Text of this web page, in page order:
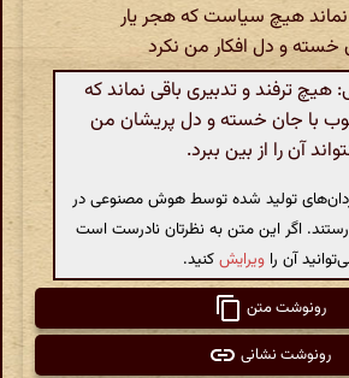
هیچ سیاست که هجر یار
خسته و دل افکار من نکرد
ترفند و تدبیری باقی نماند که
با جان خسته و دل پریشان من
آن را از بین ببرد.
تولید شده توسط هوش مصنوعی در
اگر این متن به نظرتان نادرست است
آن را ویرایشکنید.
رونوشت متن
رونوشت نشانی